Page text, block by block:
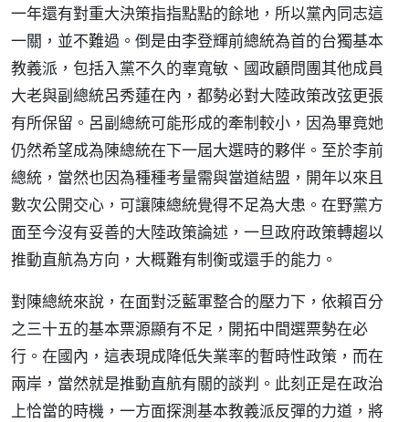
一年還有對重大決策指指點點的餘地，所以黨內同志這
一關，並不難過。倒是由李登輝前總統為首的台獨基本
教義派，包括入黨不久的辜寬敏、國政顧問團其他成員
大老與副總統呂秀蓮在內，都勢必對大陸政策改弦更張
有所保留。呂副總統可能形成的牽制較小，因為畢竟她
仍然希望成為陳總統在下一屆大選時的夥伴。至於李前
總統，當然也因為種種考量需與當道結盟，開年以來且
數次公開交心，可讓陳總統覺得不足為大患。在野黨方
面至今沒有妥善的大陸政策論述，一旦政府政策轉趨以
推動直航為方向，大概難有制衡或還手的能力。
對陳總統來說，在面對泛藍軍整合的壓力下，依賴百分
之三十五的基本票源顯有不足，開拓中間選票勢在必
行。在國內，這表現成降低失業率的暫時性政策，而在
兩岸，當然就是推動直航有關的談判。此刻正是在政治
上恰當的時機，一方面探測基本教義派反彈的力道，將